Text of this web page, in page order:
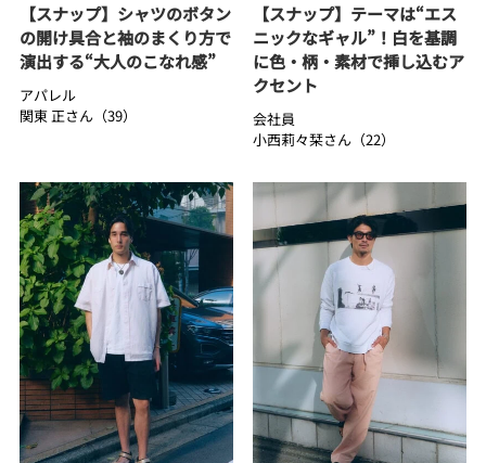
【スナップ】シャツのボタン
の開け具合と袖のまくり方で
演出する“大人のこなれ感”
アパレル
関東 正さん（39）
【スナップ】テーマは“エス
ニックなギャル”！白を基調
に色・柄・素材で挿し込むア
クセント
会社員
小西莉々栞さん（22）